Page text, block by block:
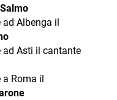
Salmo
Albenga il
Asti il cantante
Roma il